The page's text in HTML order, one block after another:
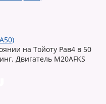
на Тойоту Рав4 в 50
Двигатель M20AFKS